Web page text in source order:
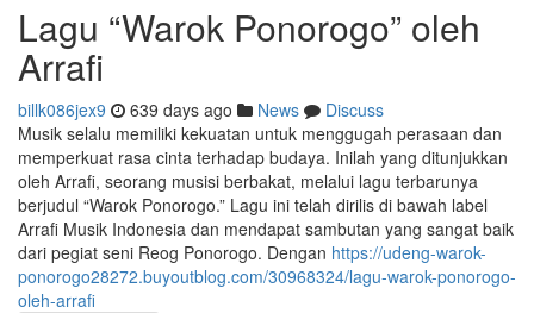
Lagu “Warok Ponorogo” oleh
Arrafi
billk086jex9 639 days ago News
Discuss
Musik selalu memiliki kekuatan untuk menggugah perasaan dan
memperkuat rasa cinta terhadap budaya. Inilah yang ditunjukkan
oleh Arrafi, seorang musisi berbakat, melalui lagu terbarunya
berjudul “Warok Ponorogo.” Lagu ini telah dirilis di bawah label
Arrafi Musik Indonesia dan mendapat sambutan yang sangat baik
dari pegiat seni Reog Ponorogo. Dengan https://udeng-warok-
ponorogo28272.buyoutblog.com/30968324/lagu-warok-ponorogo-
oleh-arrafi